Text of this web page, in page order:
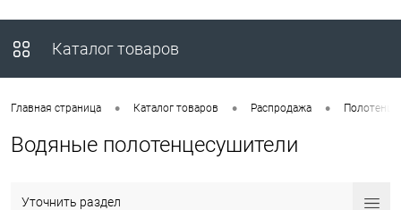
Каталог товаров
Главная страница • Каталог товаров • Распродажа •
Водяные полотенцесушители
Уточнить раздел